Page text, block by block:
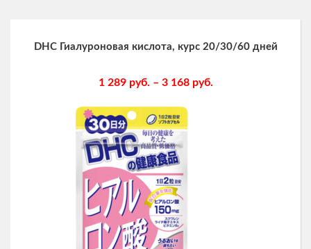
DHC Гиалуроновая кислота, курс 20/30/60 дней
1 289 руб. – 3 168 руб.